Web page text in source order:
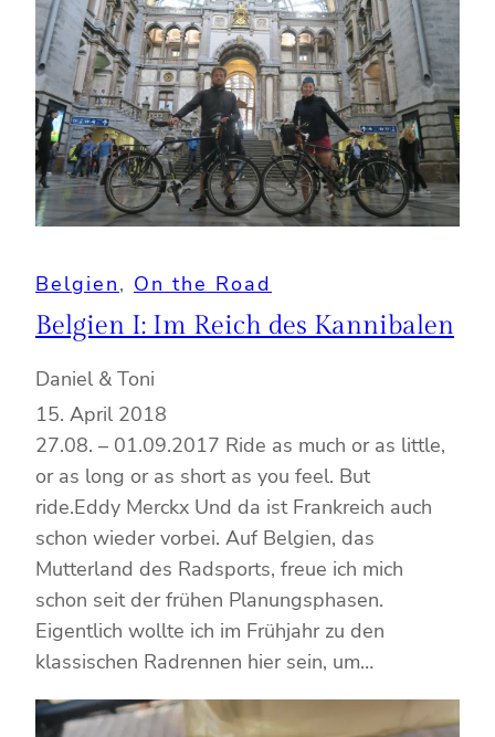
Belgien, On the Road
Belgien I: Im Reich des Kannibalen
Daniel & Toni
15. April 2018
27.08. – 01.09.2017 Ride as much or as little,
or as long or as short as you feel. But
ride.Eddy Merckx Und da ist Frankreich auch
schon wieder vorbei. Auf Belgien, das
Mutterland des Radsports, freue ich mich
schon seit der frühen Planungsphasen.
Eigentlich wollte ich im Frühjahr zu den
klassischen Radrennen hier sein, um…